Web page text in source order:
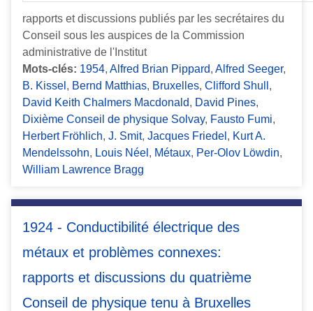
rapports et discussions publiés par les secrétaires du
Conseil sous les auspices de la Commission
administrative de l'Institut
Mots-clés: 1954, Alfred Brian Pippard, Alfred Seeger,
B. Kissel , Bernd Matthias, Bruxelles, Clifford Shull ,
David Keith Chalmers Macdonald, David Pines,
Dixième Conseil de physique Solvay, Fausto Fumi,
Herbert Fröhlich, J. Smit, Jacques Friedel , Kurt A.
Mendelssohn, Louis Néel , Métaux, Per-Olov Löwdin,
William Lawrence Bragg
1924 - Conductibilité électrique des
métaux et problèmes connexes:
rapports et discussions du quatrième
Conseil de physique tenu à Bruxelles